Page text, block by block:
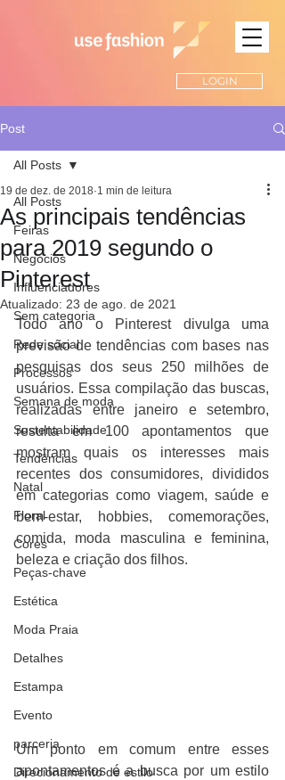
LOGIN
Post
All Posts
Feiras
Negócios
Influenciadores
Sem categoria
Rede social
Processos
Semana de moda
Sustentabilidade
Tendências
Natal
Floral
Cores
Peças-chave
Estética
Moda Praia
Detalhes
Estampa
Evento
parceria
Direcionamento de estilo
All Posts
As principais tendências
para 2019 segundo o
Pinterest
19 de dez. de 2018 1 min de leitura
Atualizado: 23 de ago. de 2021
Todo ano o Pinterest divulga uma
previsão de tendências com bases nas
pesquisas dos seus 250 milhões de
usuários. Essa compilação das buscas,
realizadas entre janeiro e setembro,
resulta em 100 apontamentos que
mostram quais os interesses mais
recentes dos consumidores, divididos
em categorias como viagem, saúde e
bem-estar, hobbies, comemorações,
comida, moda masculina e feminina,
beleza e criação dos filhos.
Um ponto em comum entre esses
apontamentos é a busca por um estilo